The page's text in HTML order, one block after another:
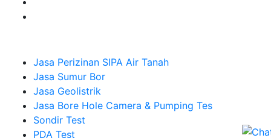
Jasa Perizinan SIPA Air Tanah
Jasa Sumur Bor
Jasa Geolistrik
Jasa Bore Hole Camera & Pumping Tes
Sondir Test
PDA Test